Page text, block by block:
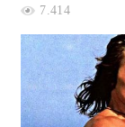
7.414